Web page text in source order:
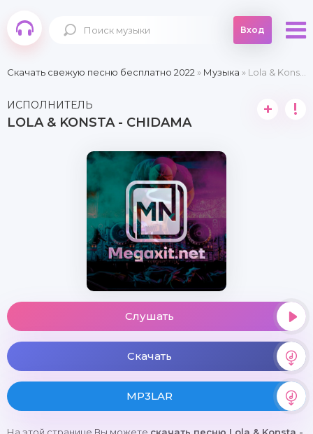
Вход
Скачать свежую песню бесплатно 2022 » Музыка » Lola & Konsta - Chidama
ИСПОЛНИТЕЛЬ
LOLA & KONSTA - CHIDAMA
+ !
Слушать
Скачать
MP3LAR